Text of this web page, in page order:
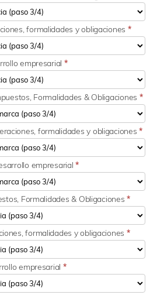
formalidades y obligaciones *
empresarial *
Formalidades & Obligaciones *
formalidades y obligaciones*
empresarial*
Formalidades & Obligaciones*
formalidades y obligaciones *
empresarial *